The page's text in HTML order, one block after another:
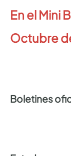
En el Mini
Octubre
Boletines